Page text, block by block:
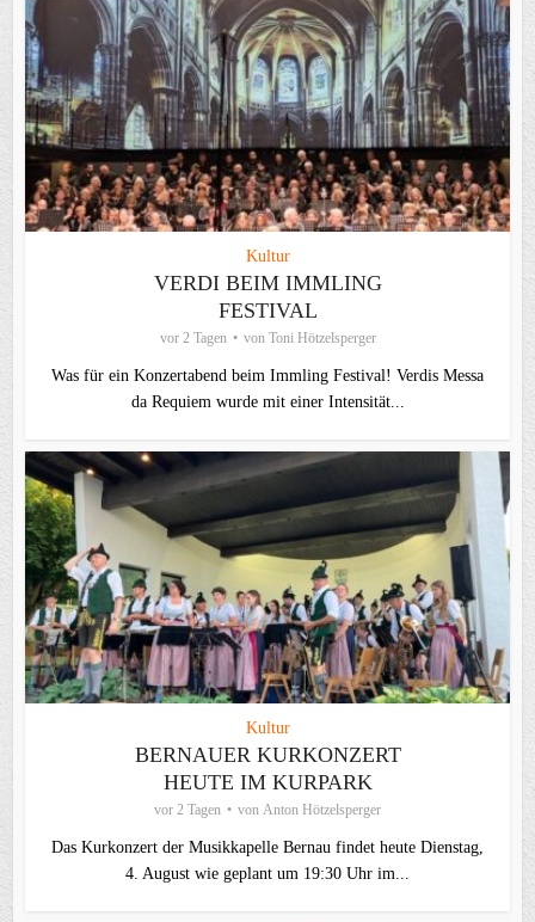
Kultur
VERDI BEIM IMMLING
FESTIVAL
vor 2 Tagen von Toni Hötzelsperger
Was für ein Konzertabend beim Immling Festival! Verdis Messa
da Requiem wurde mit einer Intensität...
Kultur
BERNAUER KURKONZERT
HEUTE IM KURPARK
vor 2 Tagen von Anton Hötzelsperger
Das Kurkonzert der Musikkapelle Bernau findet heute Dienstag,
4. August wie geplant um 19:30 Uhr im...